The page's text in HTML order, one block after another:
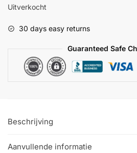
Uitverkocht
30 days easy returns
Guaranteed Safe
Beschrijving
Aanvullende informatie